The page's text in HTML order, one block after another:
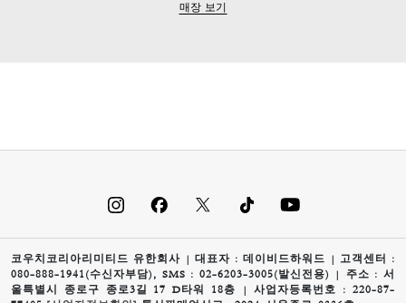
매장 보기
코우치코리아리미티드 유한회사 | 대표자 : 데이비드하워드 | 고객센터 :
080-888-1941(수신자부담), SMS : 02-6203-3005(발신전용) | 주소 : 서
울특별시 종로구 종로3길 17 D타워 18층 | 사업자등록번호 : 220-87-